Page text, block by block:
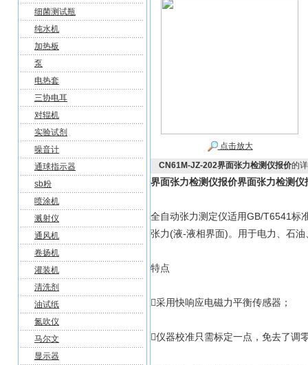
细菌测试瓶
纯水机
加热板
泵
电热套
三协电耳
对辊机
实验试剂
噪音计
通球指示器
sb粉
喷涂机
溅射仪
通风机
卷扬机
灌装机
清洗剂
油试纸
氮吹仪
马尔文
显示器
点击放大
CN61M-JZ-202界面张力检测仪报价的
界面张力检测仪报价界面张力检测仪
全自动张力测定仪适用GB/T6541标
张力(液-液相界面)。用于电力、石
特点
采用快响应电磁力平衡传感器；
仪器校准只需标定一点，免去了调